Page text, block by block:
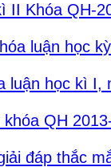
II Khóa QH-
luận học
luận học kì I,
QH
đáp thắc